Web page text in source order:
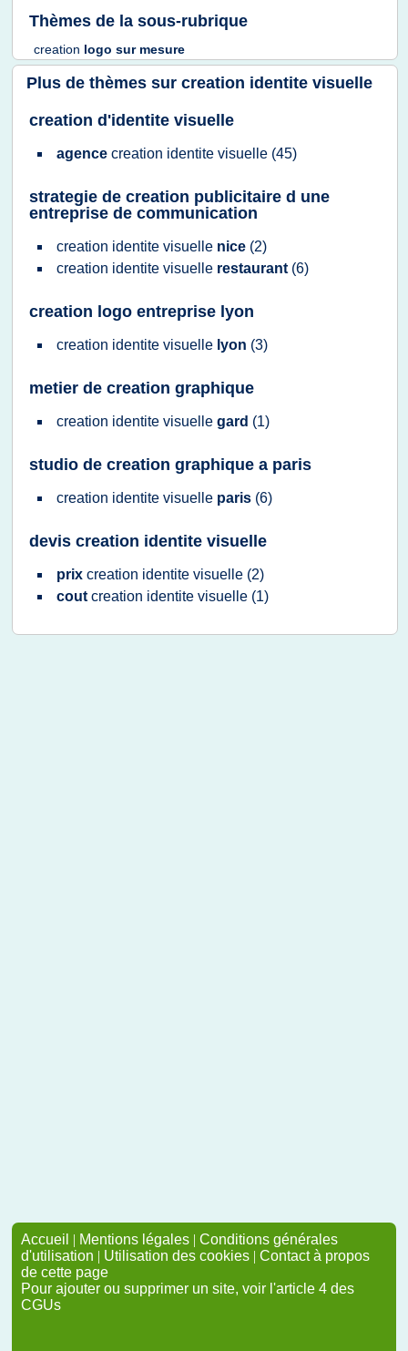
Thèmes de la sous-rubrique
creation logo sur mesure
Plus de thèmes sur creation identite visuelle
creation d'identite visuelle
agence creation identite visuelle (45)
strategie de creation publicitaire d une
entreprise de communication
creation identite visuelle nice (2)
creation identite visuelle restaurant (6)
creation logo entreprise lyon
creation identite visuelle lyon (3)
metier de creation graphique
creation identite visuelle gard (1)
studio de creation graphique a paris
creation identite visuelle paris (6)
devis creation identite visuelle
prix creation identite visuelle (2)
cout creation identite visuelle (1)
Accueil | Mentions légales | Conditions générales
d'utilisation | Utilisation des cookies | Contact à propos
de cette page
Pour ajouter ou supprimer un site, voir l'article 4 des
CGUs